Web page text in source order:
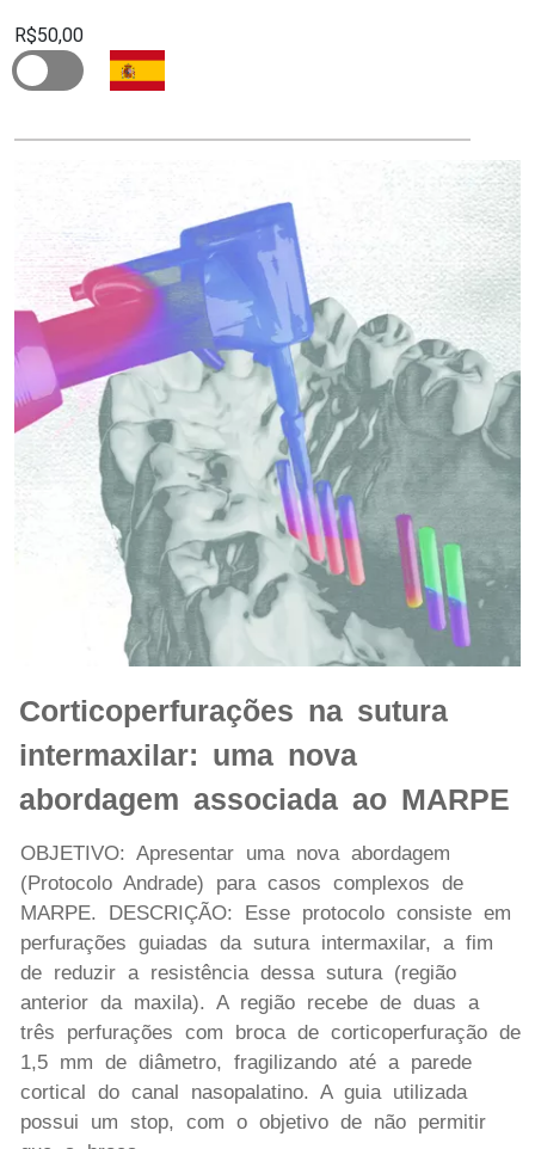
R$50,00
Corticoperfurações na sutura
intermaxilar: uma nova
abordagem associada ao MARPE
OBJETIVO: Apresentar uma nova abordagem
(Protocolo Andrade) para casos complexos de
MARPE. DESCRIÇÃO: Esse protocolo consiste em
perfurações guiadas da sutura intermaxilar, a fim
de reduzir a resistência dessa sutura (região
anterior da maxila). A região recebe de duas a
três perfurações com broca de corticoperfuração de
1,5 mm de diâmetro, fragilizando até a parede
cortical do canal nasopalatino. A guia utilizada
possui um stop, com o objetivo de não permitir